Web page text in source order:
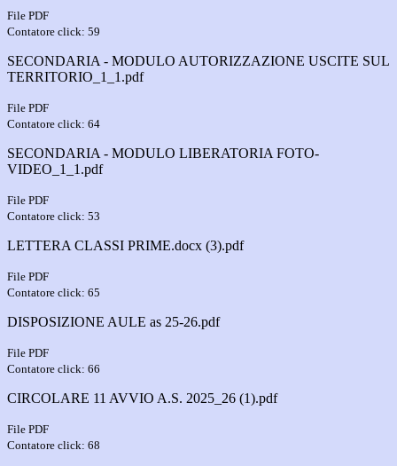
File PDF
Contatore click: 59
SECONDARIA - MODULO AUTORIZZAZIONE USCITE SUL
TERRITORIO_1_1.pdf
File PDF
Contatore click: 64
SECONDARIA - MODULO LIBERATORIA FOTO-
VIDEO_1_1.pdf
File PDF
Contatore click: 53
LETTERA CLASSI PRIME.docx (3).pdf
File PDF
Contatore click: 65
DISPOSIZIONE AULE as 25-26.pdf
File PDF
Contatore click: 66
CIRCOLARE 11 AVVIO A.S. 2025_26 (1).pdf
File PDF
Contatore click: 68